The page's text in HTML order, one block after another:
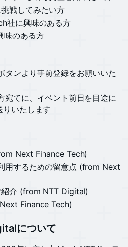
戦してみたい方
社に興味のある方
味のある方
タンより事前登録をお願いいた
宛てに、イベント前日を目途に
りいたします
Next Finance Tech)
用するための留意点 (from Next
介 (from NTT Digital)
Finance Tech)
について